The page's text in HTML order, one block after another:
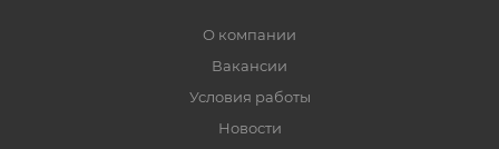
О компании
Вакансии
Условия работы
Новости